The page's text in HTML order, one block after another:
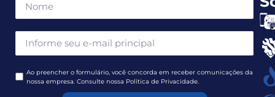
Ao preencher o formulário, você concorda em receber comunicações da
nossa empresa. Consulte nossa Política de Privacidade.